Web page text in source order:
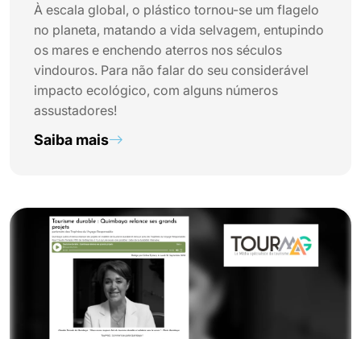
À escala global, o plástico tornou-se um flagelo
no planeta, matando a vida selvagem, entupindo
os mares e enchendo aterros nos séculos
vindouros. Para não falar do seu considerável
impacto ecológico, com alguns números
assustadores!
Saiba mais